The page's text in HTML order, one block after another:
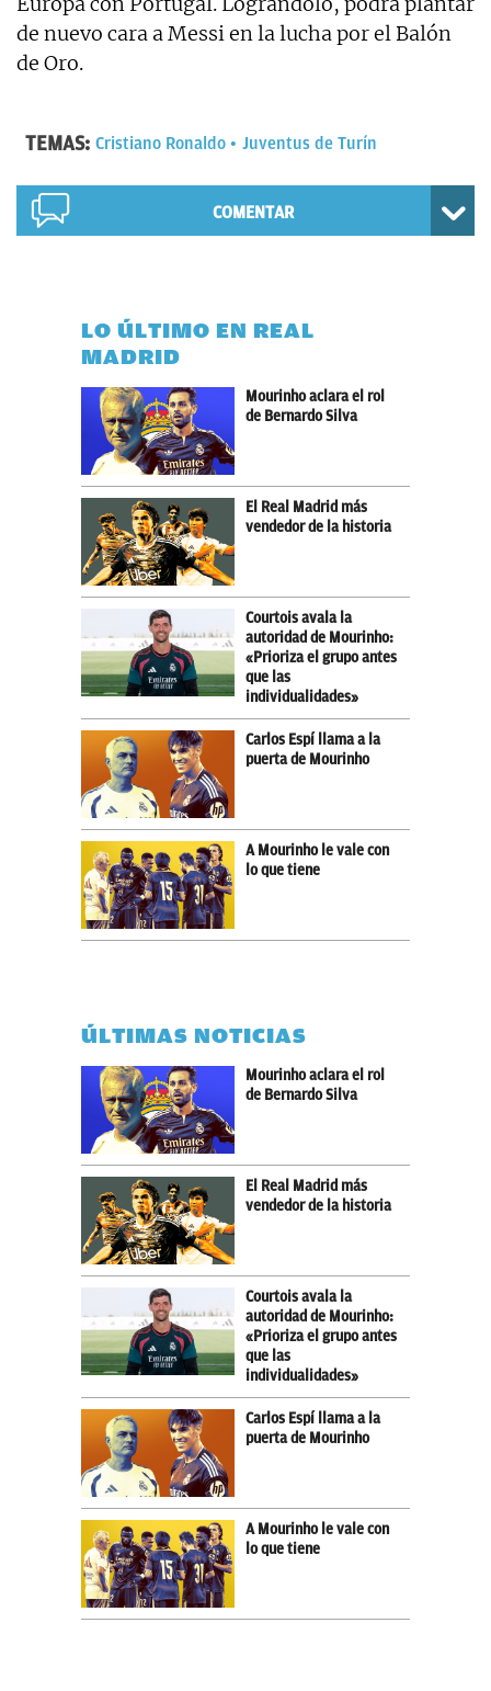
de nuevo cara a Messi en la lucha por el Balón
de Oro.
TEMAS: Cristiano Ronaldo Juventus de Turín
COMENTAR
LO ÚLTIMO EN REAL
MADRID
Mourinho aclara el rol
de Bernardo Silva
El Real Madrid más
vendedor de la historia
Courtois avala la
autoridad de Mourinho:
«Prioriza el grupo antes
que las
individualidades»
Carlos Espí llama a la
puerta de Mourinho
A Mourinho le vale con
lo que tiene
ÚLTIMAS NOTICIAS
Mourinho aclara el rol
de Bernardo Silva
El Real Madrid más
vendedor de la historia
Courtois avala la
autoridad de Mourinho:
«Prioriza el grupo antes
que las
individualidades»
Carlos Espí llama a la
puerta de Mourinho
A Mourinho le vale con
lo que tiene